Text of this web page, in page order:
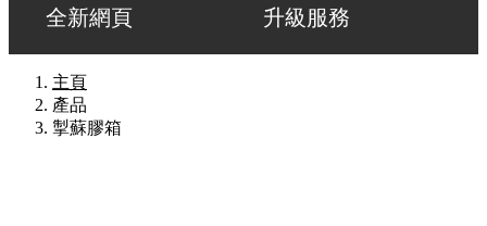
全新網頁 升級服務
主頁
產品
掣蘇膠箱